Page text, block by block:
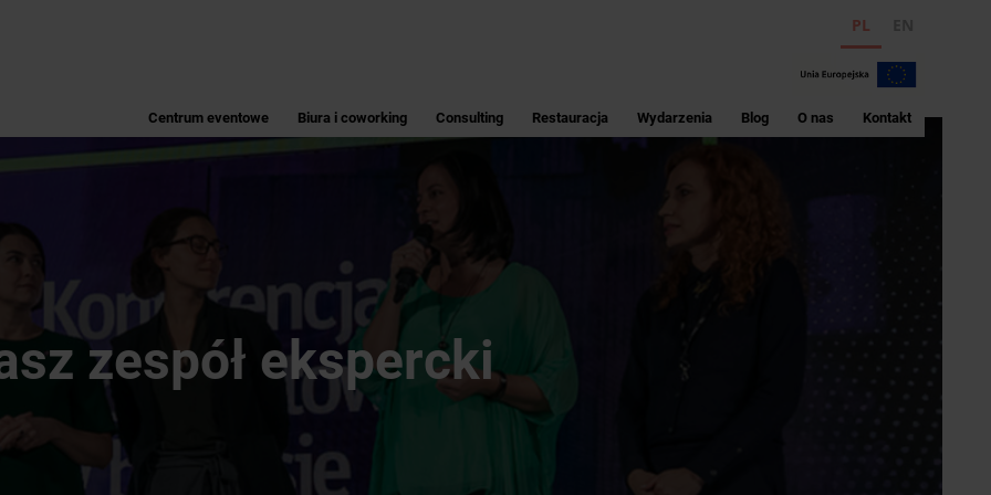
PL
Centrum eventowe Biura i coworking Consulting Restauracja Wydarzenia Blog O nas Kontakt
zespół ekspercki